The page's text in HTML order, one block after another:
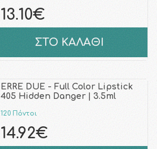
13.10€
ΣΤΟ ΚΑΛΑΘΙ
ERRE DUE - Full Color Lipstick
405 Hidden Danger | 3.5ml
120 Πόντοι
14.92€